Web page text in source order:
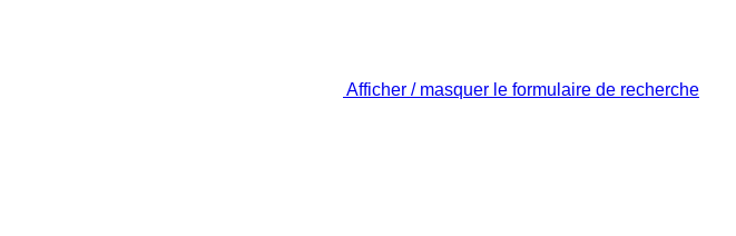
Afficher / masquer le formulaire de recherche